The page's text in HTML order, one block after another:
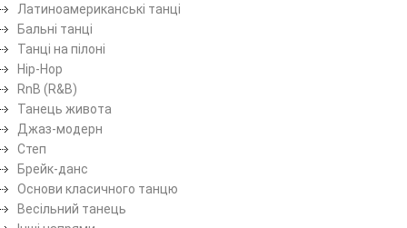
Латиноамериканські танці
Бальні танці
Танці на пілоні
Hip-Hop
RnB (R&B)
Танець живота
Джаз-модерн
Степ
Брейк-данс
Основи класичного танцю
Весільний танець